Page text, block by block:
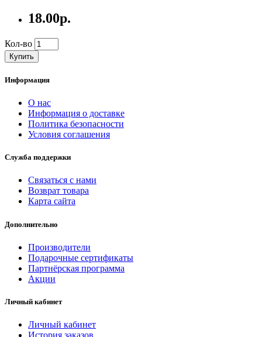
18.00р.
Кол-во
Купить
Информация
О нас
Информация о доставке
Политика безопасности
Условия соглашения
Служба поддержки
Связаться с нами
Возврат товара
Карта сайта
Дополнительно
Производители
Подарочные сертификаты
Партнёрская программа
Акции
Личный кабинет
Личный кабинет
История заказов